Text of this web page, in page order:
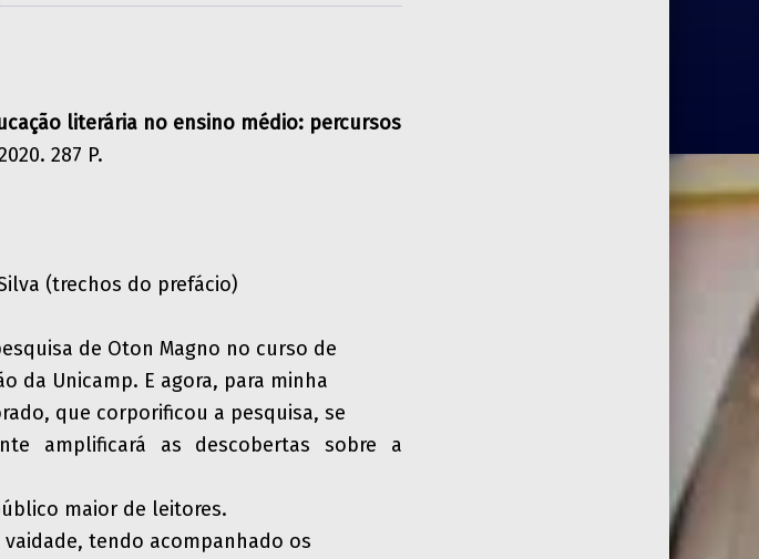
literária no ensino médio: percursos
287 P.
(trechos do prefácio)
de Oton Magno no curso de
da Unicamp. E agora, para minha
que corporificou a pesquisa, se
amplificará as descobertas sobre a
maior de leitores.
tendo acompanhado os